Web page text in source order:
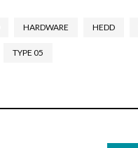
HARDWARE HEDD
TYPE 05